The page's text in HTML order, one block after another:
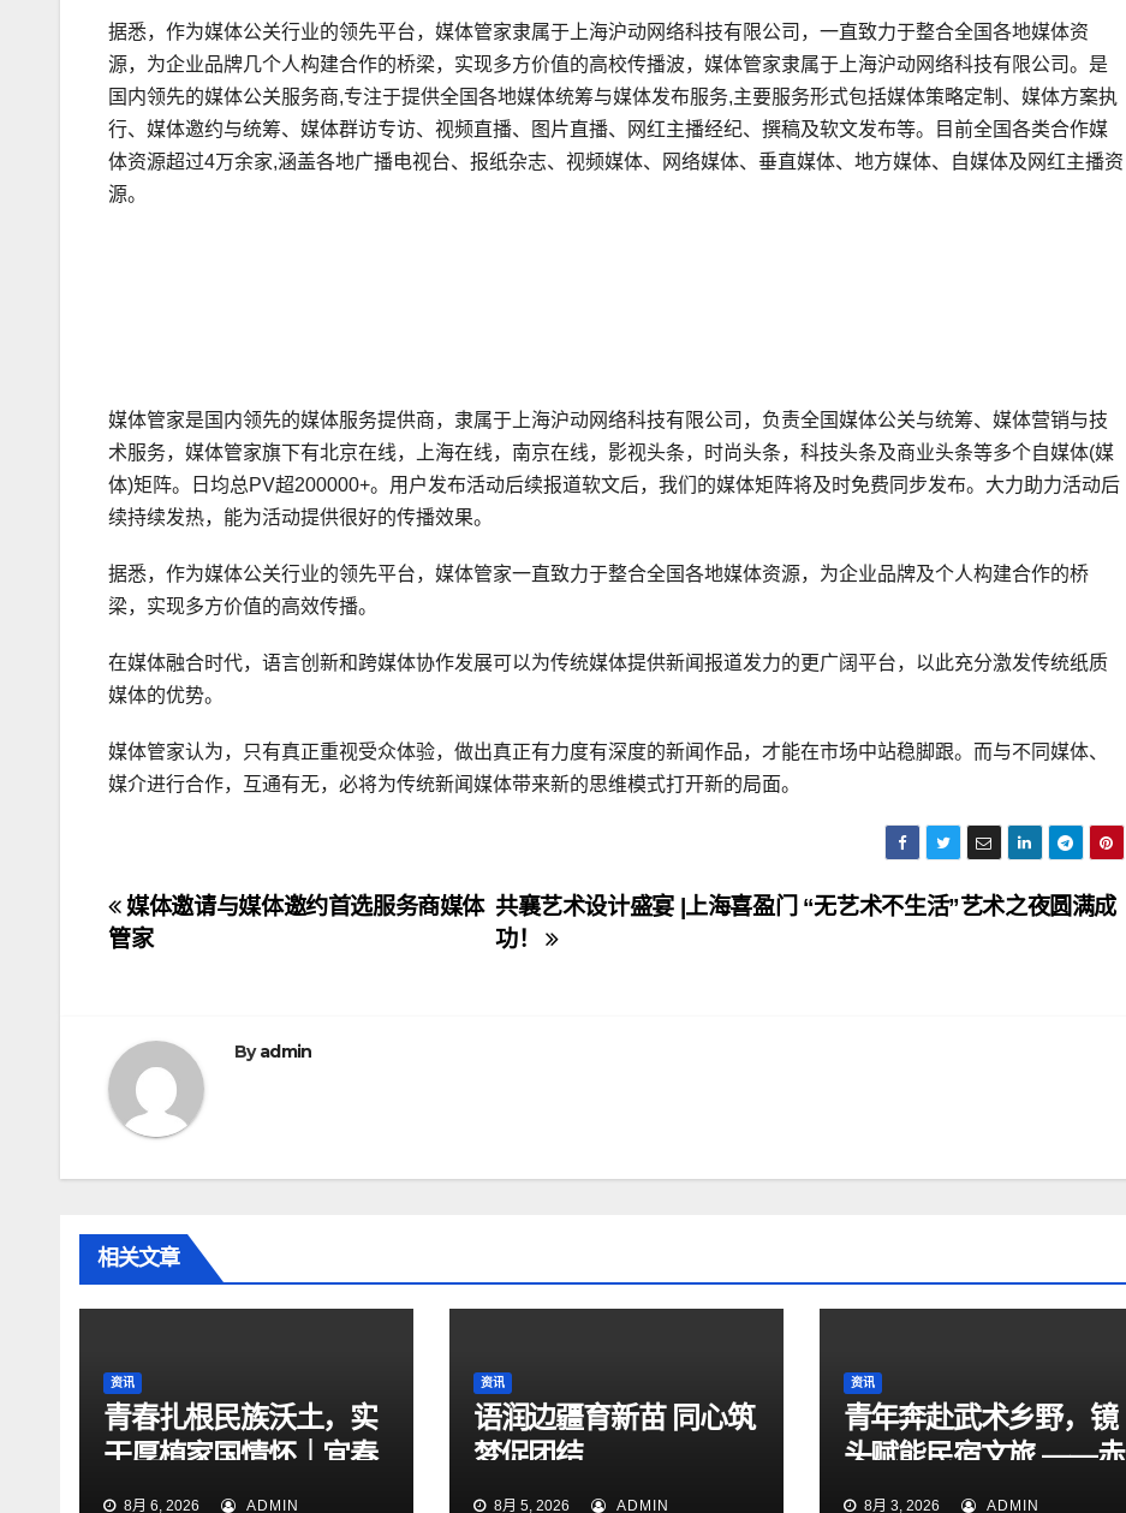
据悉，作为媒体公关行业的领先平台，媒体管家隶属于上海沪动网络科技有限公司，一直致力于整合全国各地媒体资
源，为企业品牌几个人构建合作的桥梁，实现多方价值的高校传播波，媒体管家隶属于上海沪动网络科技有限公司。是
国内领先的媒体公关服务商,专注于提供全国各地媒体统筹与媒体发布服务,主要服务形式包括媒体策略定制、媒体方案执
行、媒体邀约与统筹、媒体群访专访、视频直播、图片直播、网红主播经纪、撰稿及软文发布等。目前全国各类合作媒
体资源超过4万余家,涵盖各地广播电视台、报纸杂志、视频媒体、网络媒体、垂直媒体、地方媒体、自媒体及网红主播资
源。
媒体管家是国内领先的媒体服务提供商，隶属于上海沪动网络科技有限公司，负责全国媒体公关与统筹、媒体营销与技
术服务，媒体管家旗下有北京在线，上海在线，南京在线，影视头条，时尚头条，科技头条及商业头条等多个自媒体(媒
体)矩阵。日均总PV超200000+。用户发布活动后续报道软文后，我们的媒体矩阵将及时免费同步发布。大力助力活动后
续持续发热，能为活动提供很好的传播效果。
据悉，作为媒体公关行业的领先平台，媒体管家一直致力于整合全国各地媒体资源，为企业品牌及个人构建合作的桥
梁，实现多方价值的高效传播。
在媒体融合时代，语言创新和跨媒体协作发展可以为传统媒体提供新闻报道发力的更广阔平台，以此充分激发传统纸质
媒体的优势。
媒体管家认为，只有真正重视受众体验，做出真正有力度有深度的新闻作品，才能在市场中站稳脚跟。而与不同媒体、
媒介进行合作，互通有无，必将为传统新闻媒体带来新的思维模式打开新的局面。
文
章
航
共襄艺术设计盛宴 |上海喜盈门 “无艺术不生活”艺术之夜圆满成
功！
媒体邀请与媒体邀约首选服务商媒体
管家
Byadmin
相关文章
资讯
青春扎根民族沃土，实
干厚植家国情怀｜宜春
学院“宜路有法•宜法先
8月 6, 2026 ADMIN
资讯
语润边疆育新苗 同心筑
梦促团结
8月 5, 2026 ADMIN
资讯
青年奔赴武术乡野，镜
头赋能民宿文旅 ——赤
色“赣鄱”先锋实践队走
8月 3, 2026 ADMIN